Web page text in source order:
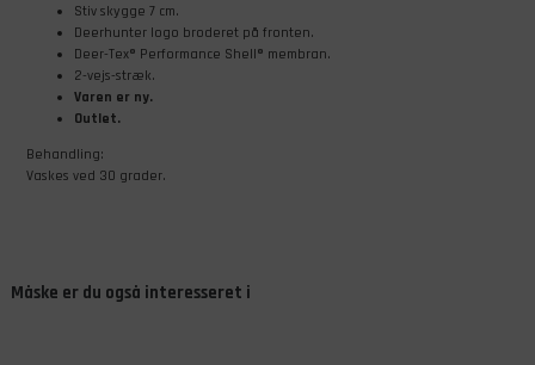
Stiv skygge 7 cm.
Deerhunter logo broderet på fronten.
Deer-Tex® Performance Shell® membran.
2-vejs-stræk.
Varen er ny.
Outlet.
Behandling:
Vaskes ved 30 grader.
Måske er du også interesseret i